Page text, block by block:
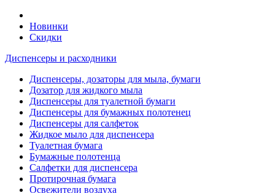
Новинки
Скидки
Диспенсеры и расходники
Диспенсеры, дозаторы для мыла, бумаги
Дозатор для жидкого мыла
Диспенсеры для туалетной бумаги
Диспенсеры для бумажных полотенец
Диспенсеры для салфеток
Жидкое мыло для диспенсера
Туалетная бумага
Бумажные полотенца
Салфетки для диспенсера
Протирочная бумага
Освежители воздуха